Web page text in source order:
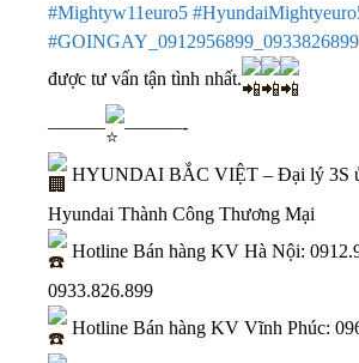
#Mightyw11euro5
#GOINGAY_0912956899_0933826899
được tư vấn tận tình nhất.
——— ———-
HYUNDAI BẮC VIỆT – Đại lý 3S
Hyundai Thành Công Thương Mại
Hotline Bán hàng KV Hà Nội:
0933.826.899
Hotline Bán hàng KV Vĩnh Phúc: